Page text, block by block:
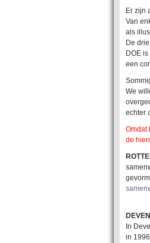
Er zijn
Van
als
De
DOE
een
We
echter
Omdat
de
In
in